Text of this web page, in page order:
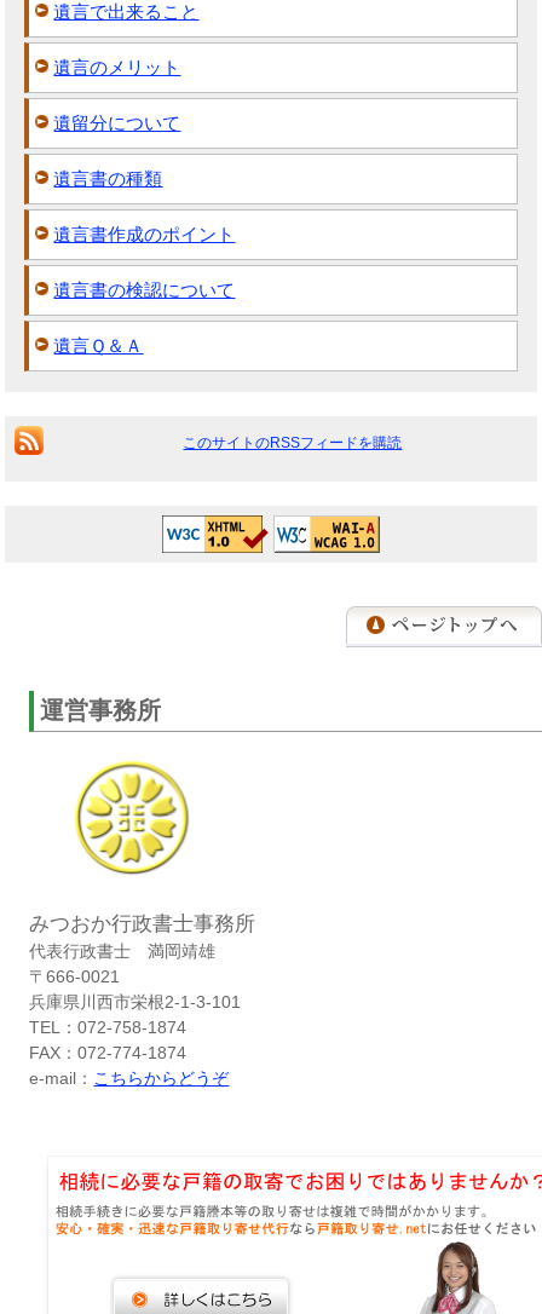
遺言で出来ること
遺言のメリット
遺留分について
遺言書の種類
遺言書作成のポイント
遺言書の検認について
遺言Ｑ＆Ａ
このサイトのRSSフィードを購読
運営事務所
みつおか行政書士事務所
代表行政書士 満岡靖雄
〒666-0021
兵庫県川西市栄根2-1-3-101
TEL：072-758-1874
FAX：072-774-1874
e-mail： こちらからどうぞ